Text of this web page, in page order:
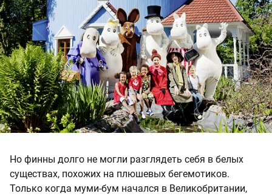
Но финны долго не могли разглядеть себя в белых
существах, похожих на плюшевых бегемотиков.
Только когда муми-бум начался в Великобритании,